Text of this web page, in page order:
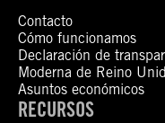
Contacto
Cómo funcionamos
Declaración de
Moderna de Reino
Asuntos económicos
RECURSOS